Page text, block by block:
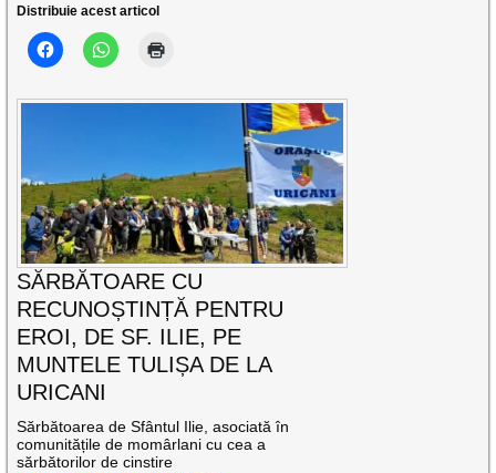
Distribuie acest articol
SĂRBĂTOARE CU
RECUNOȘTINȚĂ PENTRU
EROI, DE SF. ILIE, PE
MUNTELE TULIȘA DE LA
URICANI
Sărbătoarea de Sfântul Ilie, asociată în
comunitățile de momârlani cu cea a
sărbătorilor de cinstire